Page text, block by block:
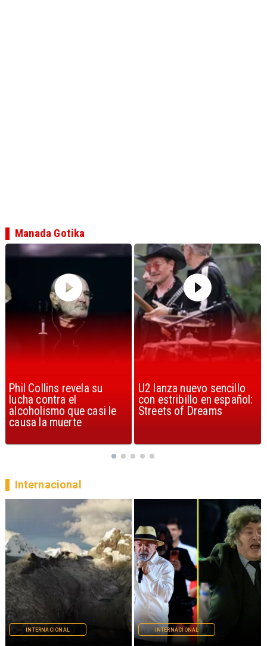
U2 lanza nuevo sencillo
con estribillo en español:
Streets of Dreams
“Africa” de Toto es
considerada la mejor
canción, según la ciencia
Manada Gotika
INTERNACIONAL INTERNACIONAL
Internacional